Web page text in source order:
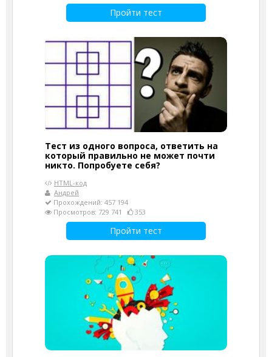
Пройти тест
Тест из одного вопроса, ответить на
который правильно не может почти
никто. Попробуете себя?
HTML-код
Андрей
Прохождений: 457 194
Просмотров: 729 741
353
Пройти тест